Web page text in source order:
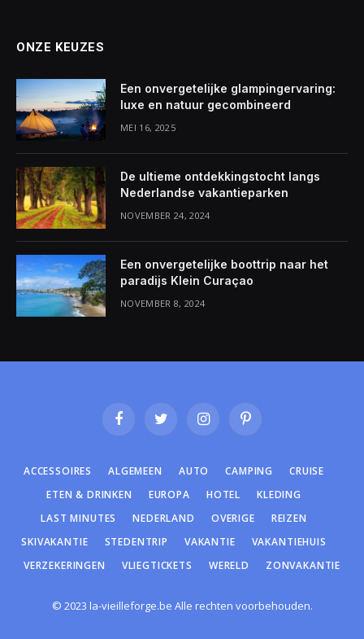
ONZE KEUZES
Een onvergetelijke glampingervaring:
luxe en natuur gecombineerd
MEI 16, 2025
De ultieme ontdekkingstocht langs
Nederlandse vakantieparken
NOVEMBER 24, 2024
Een onvergetelijke boottrip naar het
paradijs Klein Curaçao
NOVEMBER 8, 2024
FacebookTwitter InstagramPinterest
ACCESSOIRES ALGEMEEN AUTO CAMPING
CRUISE
ETEN & DRINKEN
EUROPA HOTEL
KLEDING
LAST MINUTES
NEDERLAND OVERIGE
REIZEN
SKIVAKANTIE
STEDENTRIP VAKANTIE
VAKANTIEHUIS
VERZEKERINGEN
VLIEGTICKETS WERELD ZONVAKANTIE
© 2023 la-vieilleforge.be Alle rechten voorbehouden.